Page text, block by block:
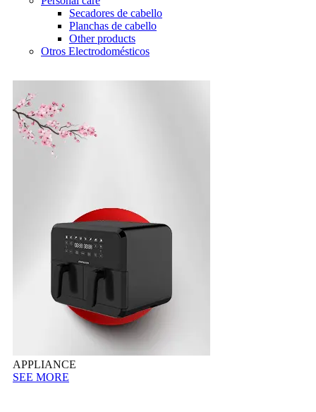
Secadores de cabello
Planchas de cabello
Other products
Otros Electrodomésticos
APPLIANCE
SEE MORE